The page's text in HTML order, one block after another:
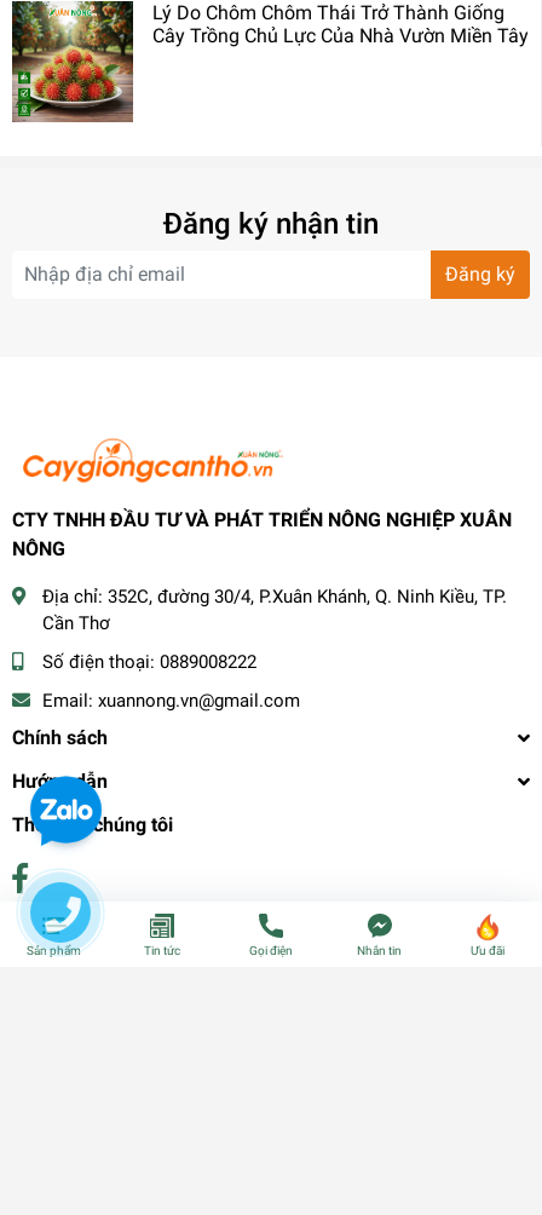
Lý Do Chôm Chôm Thái Trở Thành Giống
Cây Trồng Chủ Lực Của Nhà Vườn Miền Tây
Đăng ký nhận tin
Đăng ký
CTY TNHH ĐẦU TƯ VÀ PHÁT TRIỂN NÔNG NGHIỆP XUÂN
NÔNG
Địa chỉ: 352C, đường 30/4, P.Xuân Khánh, Q. Ninh Kiều, TP.
Cần Thơ
Số điện thoại: 0889008222
Email: xuannong.vn@gmail.com
Chính sách
Hướng dẫn
Theo dõi chúng tôi
Phương thức thanh toán
Sản phẩm Tin tức Gọi điện Nhắn tin Ưu đãi